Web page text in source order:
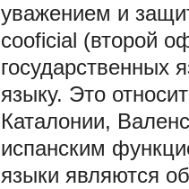
уважением и
сooficial (второй
государственных
языку. Это
Каталонии,
испанским
языки являются